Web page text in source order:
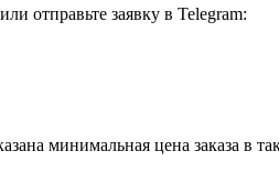
отправьте заявку в Telegram:
минимальная цена заказа в